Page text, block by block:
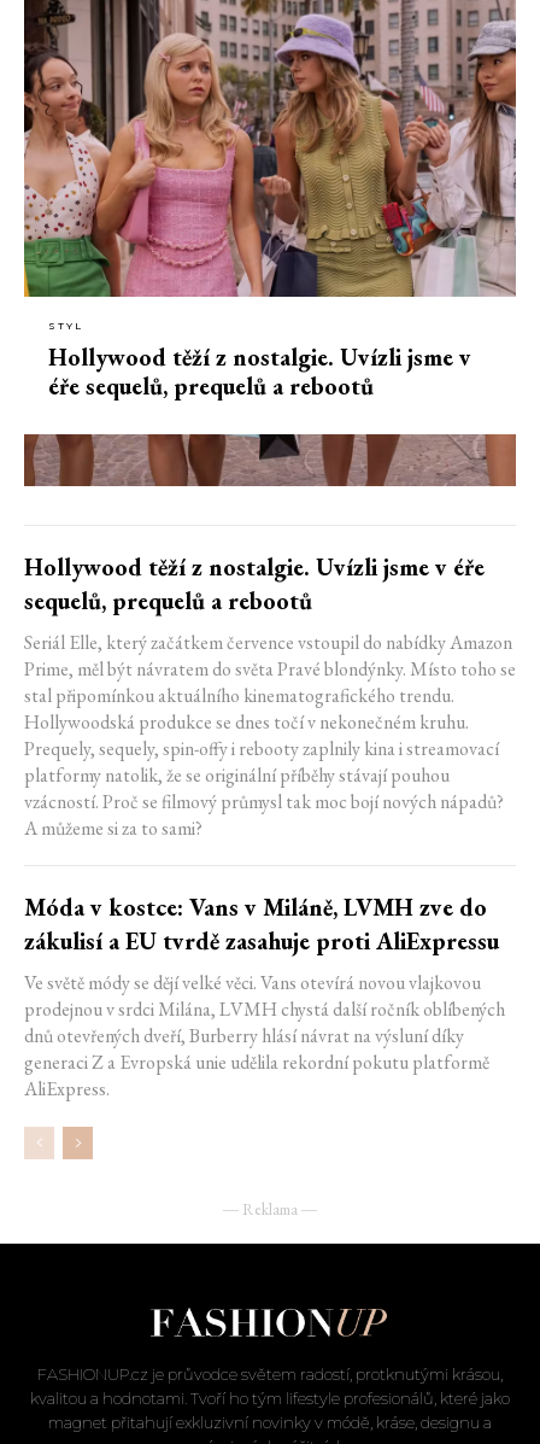
STYL
Hollywood těží z nostalgie. Uvízli jsme v
éře sequelů, prequelů a rebootů
Hollywood těží z nostalgie. Uvízli jsme v éře
sequelů, prequelů a rebootů
Seriál Elle, který začátkem července vstoupil do nabídky Amazon
Prime, měl být návratem do světa Pravé blondýnky. Místo toho se
stal připomínkou aktuálního kinematografického trendu.
Hollywoodská produkce se dnes točí v nekonečném kruhu.
Prequely, sequely, spin-offy i rebooty zaplnily kina i streamovací
platformy natolik, že se originální příběhy stávají pouhou
vzácností. Proč se filmový průmysl tak moc bojí nových nápadů?
A můžeme si za to sami?
Móda v kostce: Vans v Miláně, LVMH zve do
zákulisí a EU tvrdě zasahuje proti AliExpressu
Ve světě módy se dějí velké věci. Vans otevírá novou vlajkovou
prodejnou v srdci Milána, LVMH chystá další ročník oblíbených
dnů otevřených dveří, Burberry hlásí návrat na výsluní díky
generaci Z a Evropská unie udělila rekordní pokutu platformě
AliExpress.
― Reklama ―
FASHIONUP.cz je průvodce světem radostí, protknutými krásou,
kvalitou a hodnotami. Tvoří ho tým lifestyle profesionálů, které jako
magnet přitahují exkluzivní novinky v módě, kráse, designu a